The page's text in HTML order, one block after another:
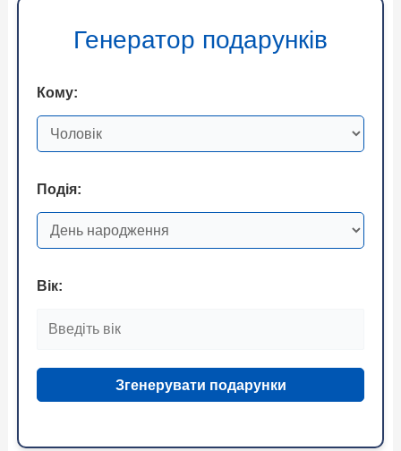
Генератор подарунків
Кому:
Подія:
Вік:
Згенерувати подарунки